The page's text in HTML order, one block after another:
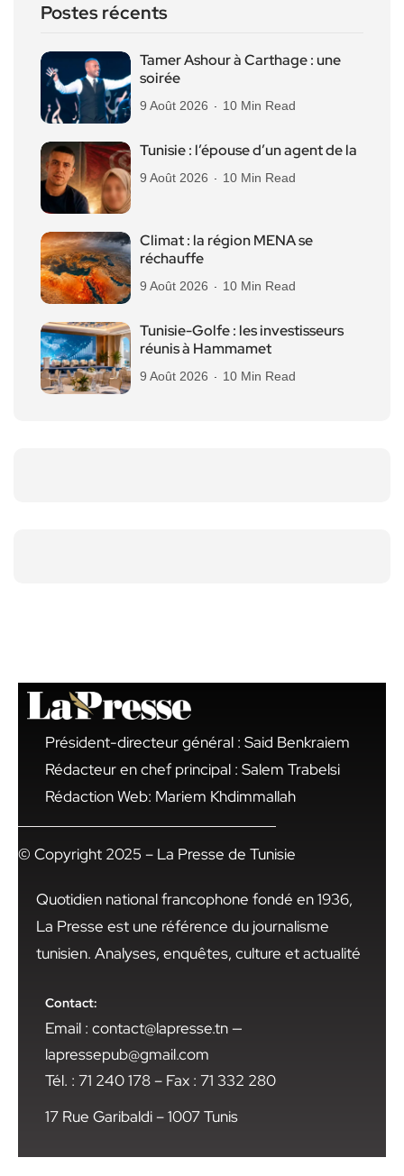
Postes récents
Tamer Ashour à Carthage : une
soirée
9 Août 2026 10 Min Read
Tunisie : l’épouse d’un agent de la
9 Août 2026 10 Min Read
Climat : la région MENA se
réchauffe
9 Août 2026 10 Min Read
Tunisie-Golfe : les investisseurs
réunis à Hammamet
9 Août 2026 10 Min Read
Président-directeur général : Said Benkraiem
Rédacteur en chef principal : Salem Trabelsi
Rédaction Web: Mariem Khdimmallah
© Copyright 2025 – La Presse de Tunisie
Quotidien national francophone fondé en 1936,
La Presse est une référence du journalisme
tunisien. Analyses, enquêtes, culture et actualité
Contact:
Email : contact@lapresse.tn —
lapressepub@gmail.com
Tél. : 71 240 178 – Fax : 71 332 280
17 Rue Garibaldi – 1007 Tunis